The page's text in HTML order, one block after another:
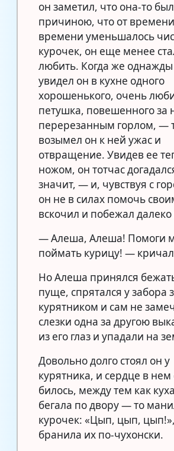
он заметил, что она-то
причиною, что от
времени уменьшалось
курочек, он еще менее
любить. Когда же
увидел он в кухне одного
хорошенького, очень
петушка, повешенного за
перерезанным горлом, —
возымел он к ней ужас и
отвращение. Увидев ее
ножом, он тотчас
значит, — и, чувствуя с
он не в силах помочь
вскочил и побежал
— Алеша, Алеша! Помоги
поймать курицу! —
Но Алеша принялся
пуще, спрятался у забора
курятником и сам не
слезки одна за другою
из его глаз и упадали на
Довольно долго стоял он у
курятника, и сердце в нем
билось, между тем как
бегала по двору — то
курочек: «Цып, цып,
бранила их по-чухонски.